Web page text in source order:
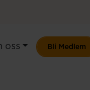
oss Bli Medlem